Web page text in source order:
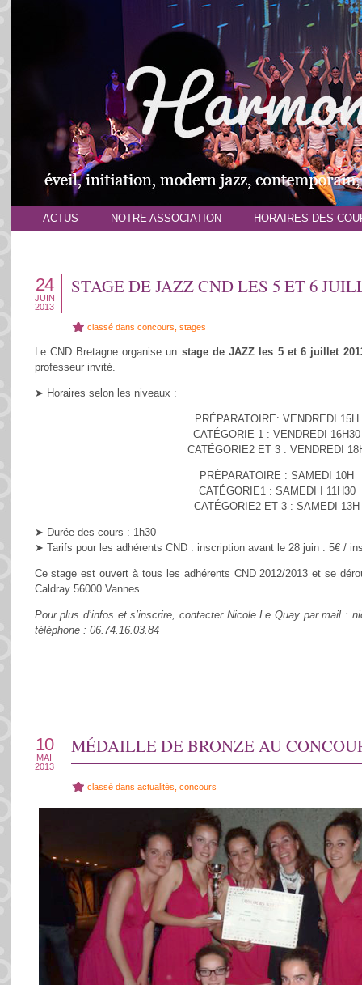
ACTUS NOTRE ASSOCIATION HORAIRES DES
STAGE DE JAZZ CND LES 5 ET 6
24
JUIN
2013
classé dans concours stages
Le CND Bretagne organise un stage de JAZZ les 5 et 6 juillet
professeur invité.
➤ Horaires selon les niveaux :
PRÉPARATOIRE: VENDREDI 15H
CATÉGORIE 1 : VENDREDI 16H30
CATÉGORIE2 ET 3 : VENDREDI
PRÉPARATOIRE : SAMEDI 10H
CATÉGORIE1 : SAMEDI I 11H30
CATÉGORIE2 ET 3 : SAMEDI 13H
➤ Durée des cours : 1h30
➤ Tarifs pour les adhérents CND : inscription avant le 28 juin : 5€ /
Ce stage est ouvert à tous les adhérents CND 2012/2013 et se
Caldray 56000 Vannes
Pour plus d’infos et s’inscrire, contacter Nicole Le Quay par mail :
téléphone : 06.74.16.03.84
MÉDAILLE DE BRONZE AU
10
MAI
2013
classé dans actualités concours